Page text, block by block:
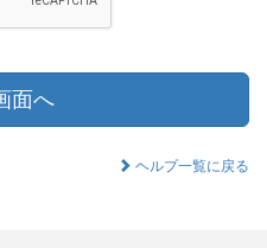
面へ
ヘルプ一覧に戻る